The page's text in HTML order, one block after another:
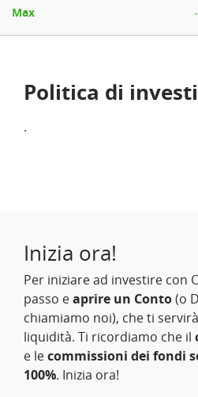
-
Politica di
.
Inizia ora!
Per iniziare ad investire con
passo eaprire un Conto(o
chiamiamo noi), che ti
liquidità. Ti ricordiamo che il
e lecommissioni dei fondi
100%. Inizia ora!